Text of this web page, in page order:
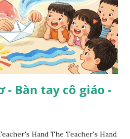
- Bàn tay cô giáo -
Hand The Teacher's Hand